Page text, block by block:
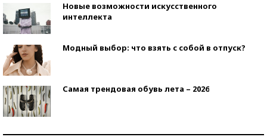
Новые возможности искусственного
интеллекта
Модный выбор: что взять с собой в отпуск?
Самая трендовая обувь лета – 2026